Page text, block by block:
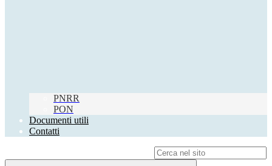
PNRR
PON
Documenti utili
Contatti